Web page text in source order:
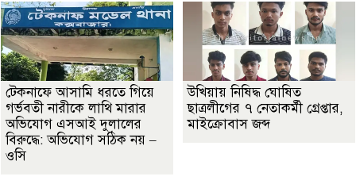
টেকনাফে আসামি ধরতে গিয়ে
গর্ভবতী নারীকে লাথি মারার
অভিযোগ এসআই দুলালের
বিরুদ্ধে: অভিযোগ সঠিক নয় –
ওসি
উখিয়ায় নিষিদ্ধ ঘোষিত
ছাত্রলীগের ৭ নেতাকর্মী গ্রেপ্তার,
মাইক্রোবাস জব্দ